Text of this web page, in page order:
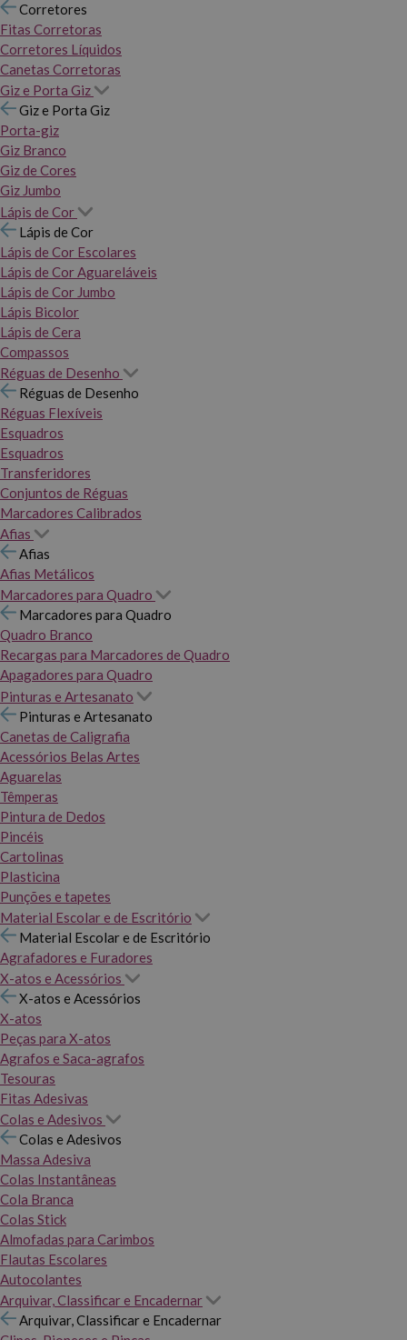
Corretores
Fitas Corretoras
Corretores Líquidos
Canetas Corretoras
Giz e Porta Giz
Giz e Porta Giz
Porta-giz
Giz Branco
Giz de Cores
Giz Jumbo
Lápis de Cor
Lápis de Cor
Lápis de Cor Escolares
Lápis de Cor Aguareláveis
Lápis de Cor Jumbo
Lápis Bicolor
Lápis de Cera
Compassos
Réguas de Desenho
Réguas de Desenho
Réguas Flexíveis
Esquadros
Esquadros
Transferidores
Conjuntos de Réguas
Marcadores Calibrados
Afias
Afias
Afias Metálicos
Marcadores para Quadro
Marcadores para Quadro
Quadro Branco
Recargas para Marcadores de Quadro
Apagadores para Quadro
Pinturas e Artesanato
Pinturas e Artesanato
Canetas de Caligrafia
Acessórios Belas Artes
Aguarelas
Têmperas
Pintura de Dedos
Pincéis
Cartolinas
Plasticina
Punções e tapetes
Material Escolar e de Escritório
Material Escolar e de Escritório
Agrafadores e Furadores
X-atos e Acessórios
X-atos e Acessórios
X-atos
Peças para X-atos
Agrafos e Saca-agrafos
Tesouras
Fitas Adesivas
Colas e Adesivos
Colas e Adesivos
Massa Adesiva
Colas Instantâneas
Cola Branca
Colas Stick
Almofadas para Carimbos
Flautas Escolares
Autocolantes
Arquivar, Classificar e Encadernar
Arquivar, Classificar e Encadernar